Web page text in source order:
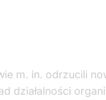
m. in. odrzucili
działalności